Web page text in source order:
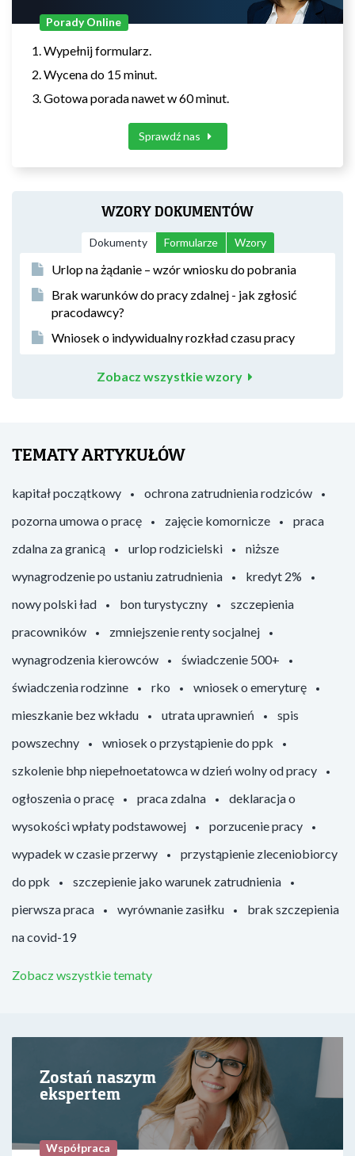
Porady Online
Wypełnij formularz.
Wycena do 15 minut.
Gotowa porada nawet w 60 minut.
Sprawdź nas
WZORY DOKUMENTÓW
Dokumenty Formularze Wzory
Urlop na żądanie – wzór wniosku do pobrania
Brak warunków do pracy zdalnej - jak zgłosić
pracodawcy?
Wniosek o indywidualny rozkład czasu pracy
Zobacz wszystkie wzory
TEMATY ARTYKUŁÓW
kapitał początkowy
ochrona zatrudnienia rodziców
pozorna umowa o pracę
zajęcie komornicze
praca
zdalna za granicą
urlop rodzicielski
niższe
wynagrodzenie po ustaniu zatrudnienia
kredyt 2%
nowy polski ład
bon turystyczny
szczepienia
pracowników
zmniejszenie renty socjalnej
wynagrodzenia kierowców
świadczenie 500+
świadczenia rodzinne
rko
wniosek o emeryturę
mieszkanie bez wkładu
utrata uprawnień
spis
powszechny
wniosek o przystąpienie do ppk
szkolenie bhp niepełnoetatowca w dzień wolny od pracy
ogłoszenia o pracę
praca zdalna
deklaracja o
wysokości wpłaty podstawowej
porzucenie pracy
wypadek w czasie przerwy
przystąpienie zleceniobiorcy
do ppk
szczepienie jako warunek zatrudnienia
pierwsza praca
wyrównanie zasiłku
brak szczepienia
na covid-19
Zobacz wszystkie tematy
Zostań naszym
ekspertem
Współpraca